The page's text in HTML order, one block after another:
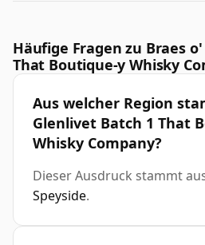
Häufige Fragen zu Braes
That Boutique-y Whisky
Aus welcher Region
Glenlivet Batch 1 That
Whisky Company?
Dieser Ausdruck stammt
Speyside.